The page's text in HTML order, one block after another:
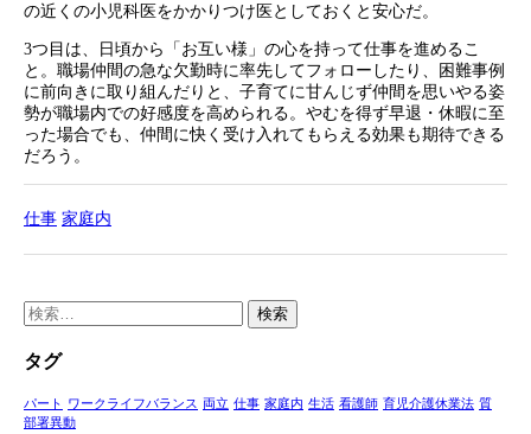
の近くの小児科医をかかりつけ医としておくと安心だ。
3つ目は、日頃から「お互い様」の心を持って仕事を進めるこ
と。職場仲間の急な欠勤時に率先してフォローしたり、困難事例
に前向きに取り組んだりと、子育てに甘んじず仲間を思いやる姿
勢が職場内での好感度を高められる。やむを得ず早退・休暇に至
った場合でも、仲間に快く受け入れてもらえる効果も期待できる
だろう。
仕事 家庭内
検
索:
タグ
パート ワークライフバランス 両立 仕事 家庭内 生活 看護師 育児介護休業法 質
部署異動